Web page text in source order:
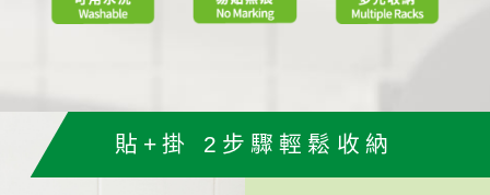
貼+掛 2步驟輕鬆收納